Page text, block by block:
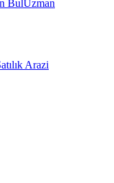
BulUzman
Arazi